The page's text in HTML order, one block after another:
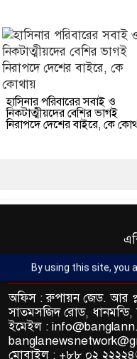
হাসিনার পরিবারের সবাই ও
নিকটাত্মীয়দের বেশির ভাগই
নিরাপদে দেশের বাইরে, কে
অফিস : রুপায়ন জেড. আর
সাতমসজিদ রোড, ধানমন্ডি,
ইমেইল :
মোবাইল : +৮৮ ০২
By using this site, you